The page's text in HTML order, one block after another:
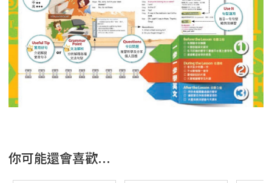
你可能還會喜歡...